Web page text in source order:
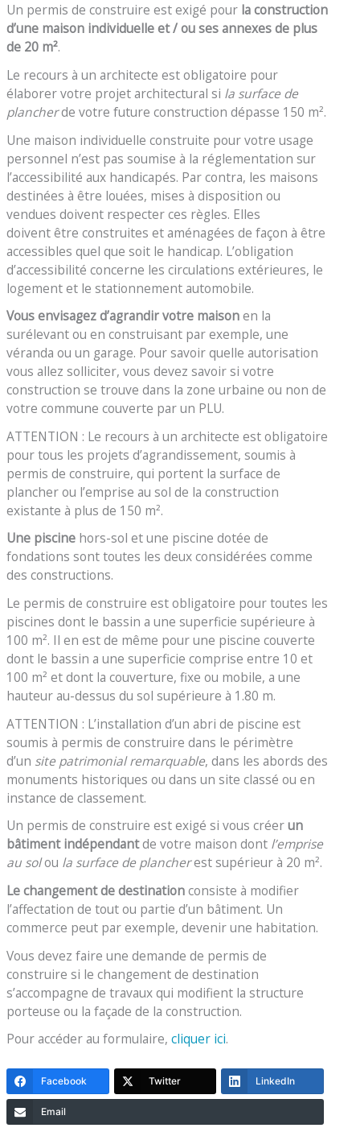
Un permis de construire est exigé pour la construction
d’une maison individuelle et / ou ses annexes de plus
de 20 m².
Le recours à un architecte est obligatoire pour
élaborer votre projet architectural si la surface de
plancherde votre future construction dépasse 150 m².
Une maison individuelle construite pour votre usage
personnel n’est pas soumise à la réglementation sur
l’accessibilité aux handicapés. Par contra, les maisons
destinées à être louées, mises à disposition ou
vendues doivent respecter ces règles. Elles
doivent être construites et aménagées de façon à être
accessibles quel que soit le handicap. L’obligation
d’accessibilité concerne les circulations extérieures, le
logement et le stationnement automobile.
Vous envisagez d’agrandir votre maisonen la
surélevant ou en construisant par exemple, une
véranda ou un garage. Pour savoir quelle autorisation
vous allez solliciter, vous devez savoir si votre
construction se trouve dans la zone urbaine ou non de
votre commune couverte par un PLU.
ATTENTION : Le recours à un architecte est obligatoire
pour tous les projets d’agrandissement, soumis à
permis de construire, qui portent la surface de
plancher ou l’emprise au sol de la construction
existante à plus de 150 m².
Une piscine hors-sol et une piscine dotée de
fondations sont toutes les deux considérées comme
des constructions.
Le permis de construire est obligatoire pour toutes les
piscines dont le bassin a une superficie supérieure à
100 m². Il en est de même pour une piscine couverte
dont le bassin a une superficie comprise entre 10 et
100 m² et dont la couverture, fixe ou mobile, a une
hauteur au-dessus du sol supérieure à 1.80 m.
ATTENTION : L’installation d’un abri de piscine est
soumis à permis de construire dans le périmètre
d’un site patrimonial remarquable, dans les abords des
monuments historiques ou dans un site classé ou en
instance de classement.
Un permis de construire est exigé si vous créerun
bâtiment indépendantde votre maison dont l’emprise
au solou la surface de plancherest supérieur à 20 m².
Le changement de destinationconsiste à modifier
l’affectation de tout ou partie d’un bâtiment. Un
commerce peut par exemple, devenir une habitation.
Vous devez faire une demande de permis de
construire si le changement de destination
s’accompagne de travaux qui modifient la structure
porteuse ou la façade de la construction.
Pour accéder au formulaire,cliquer ici.
Facebook Twitter LinkedIn
Email